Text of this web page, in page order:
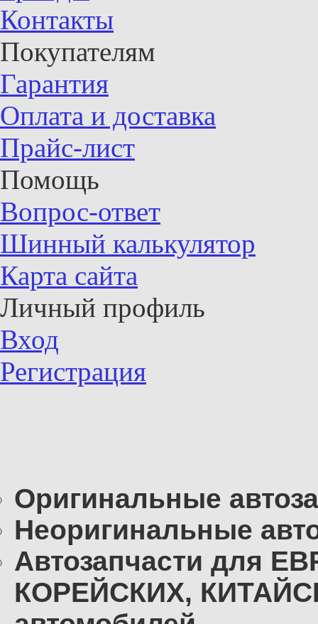
Контакты
Покупателям
Гарантия
Оплата и доставка
Прайс-лист
Помощь
Вопрос-ответ
Шинный калькулятор
Карта сайта
Личный профиль
Вход
Регистрация
Оригинальные
Неоригинальные
Автозапчасти для
КОРЕЙСКИХ,